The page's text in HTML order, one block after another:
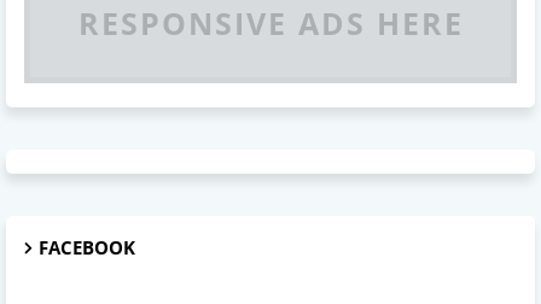
RESPONSIVE ADS HERE
FACEBOOK